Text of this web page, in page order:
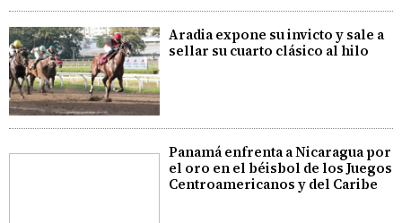
Aradia expone su invicto y sale a
sellar su cuarto clásico al hilo
Panamá enfrenta a Nicaragua por
el oro en el béisbol de los Juegos
Centroamericanos y del Caribe